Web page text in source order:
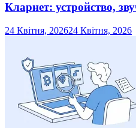
Кларнет: устройство,
24 Квітня, 202624 Квітня, 2026